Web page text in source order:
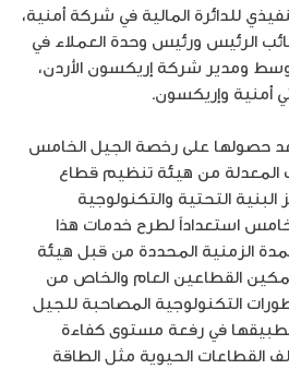
للدائرة المالية في شركة أمنية،
الرئيس ورئيس وحدة العملاء في
ومدير شركة إريكسون الأردن،
أمنية وإريكسون.
حصولها على رخصة الجيل الخامس
المعدلة من هيئة تنظيم قطاع
البنية التحتية والتكنولوجية
استعداداً لطرح خدمات هذا
الزمنية المحددة من قبل هيئة
القطاعين العام والخاص من
التكنولوجية المصاحبة للجيل
في رفعة مستوى كفاءة
القطاعات الحيوية مثل الطاقة